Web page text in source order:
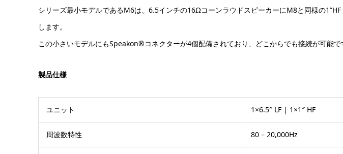
シリーズ最小モデルであるM6は、6.5インチの16ΩコーンラウドスピーカーにM8と同様の
します。
この小さいモデルにもSpeakon®コネクターが4個配備されており、どこからでも接続が可能
製品仕様
ユニット 1×6.5″ LF | 1×1″ HF
周波数特性 80 – 20,000Hz